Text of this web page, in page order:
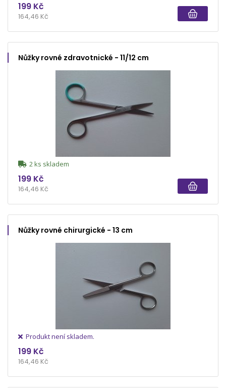
199 Kč
164,46 Kč
Nůžky rovné zdravotnické - 11/12 cm
2 ks skladem
199 Kč
164,46 Kč
Nůžky rovné chirurgické - 13 cm
Produkt není skladem.
199 Kč
164,46 Kč